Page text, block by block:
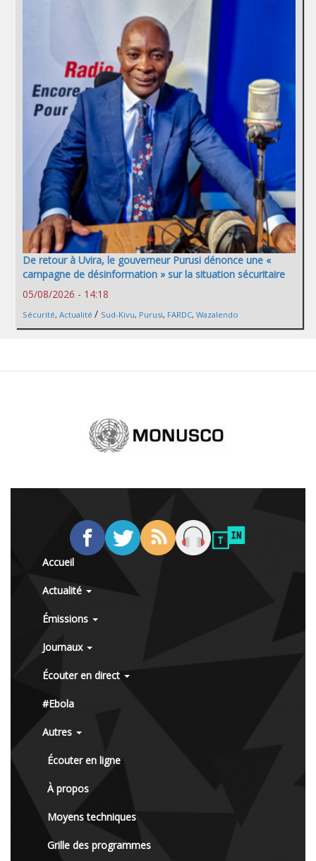
De retour à Uvira, le gouverneur Purusi dénonce une «
campagne de désinformation » sur la situation sécuritaire
05/08/2026 - 14:18
Sécurité, Actualité / Sud-Kivu, Purusi, FARDC, Wazalendo
Accueil
Actualité
Émissions
Journaux
Écouter en direct
#Ebola
Autres
Écouter en ligne
À propos
Moyens techniques
Grille des programmes